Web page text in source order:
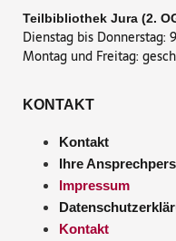
Teilbibliothek Jura (2.
Dienstag bis
Montag und Freitag:
KONTAKT
Kontakt
Ihre
Impressum
Kontakt